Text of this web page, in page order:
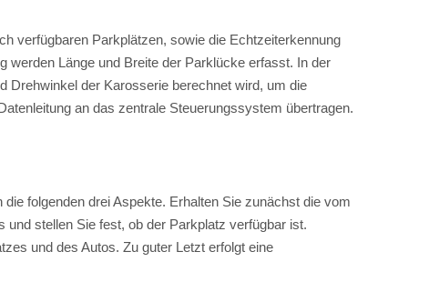
verfügbaren Parkplätzen, sowie die Echtzeiterkennung
werden Länge und Breite der Parklücke erfasst. In der
Drehwinkel der Karosserie berechnet wird, um die
an das zentrale Steuerungssystem übertragen.
folgenden drei Aspekte. Erhalten Sie zunächst die vom
stellen Sie fest, ob der Parkplatz verfügbar ist.
und des Autos. Zu guter Letzt erfolgt eine